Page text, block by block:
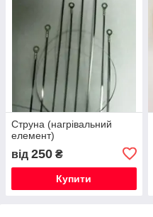
Струна (нагрівальний
елемент)
від 250 ₴
Купити